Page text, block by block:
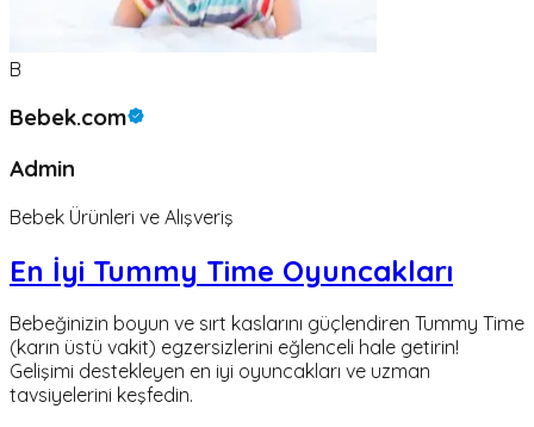
B
Bebek.com
Admin
Bebek Ürünleri ve Alışveriş
En İyi Tummy Time Oyuncakları
Bebeğinizin boyun ve sırt kaslarını güçlendiren Tummy Time
(karın üstü vakit) egzersizlerini eğlenceli hale getirin!
Gelişimi destekleyen en iyi oyuncakları ve uzman
tavsiyelerini keşfedin.